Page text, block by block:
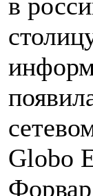
Globo